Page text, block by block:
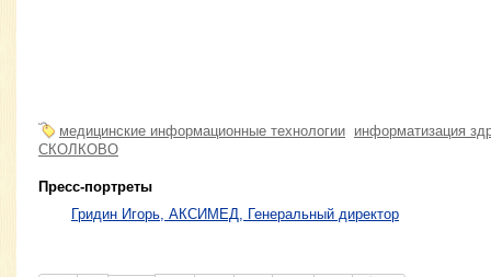
медицинские информационные технологии информатизация
СКОЛКОВО
Пресс-портреты
Гридин Игорь, АКСИМЕД, Генеральный директор